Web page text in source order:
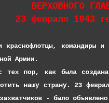
ВЕРХОВНОГО
23 февраля 1943
командиры и
Армии.
как была создана
нашу страну. 23
- было